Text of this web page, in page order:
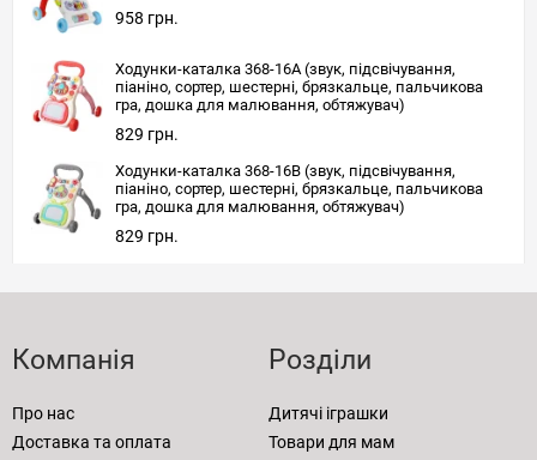
958 грн.
Ходунки-каталка 368-16A (звук, підсвічування,
піаніно, сортер, шестерні, брязкальце, пальчикова
гра, дошка для малювання, обтяжувач)
829 грн.
Ходунки-каталка 368-16B (звук, підсвічування,
піаніно, сортер, шестерні, брязкальце, пальчикова
гра, дошка для малювання, обтяжувач)
829 грн.
Компанія
Про нас
Доставка та оплата
Розділи
Дитячі іграшки
Товари для мам